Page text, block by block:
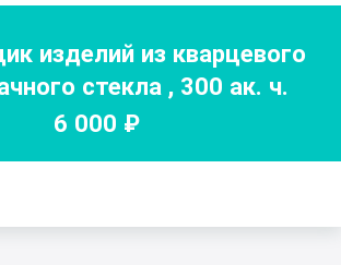
изделий из кварцевого
стекла , 300 ак. ч.
6 000 ₽